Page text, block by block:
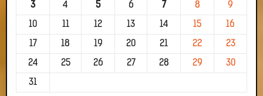
3 4 5 6 7 8 9
10 11 12 13 14 15 16
17 18 19 20 21 22 23
24 25 26 27 28 29 30
31